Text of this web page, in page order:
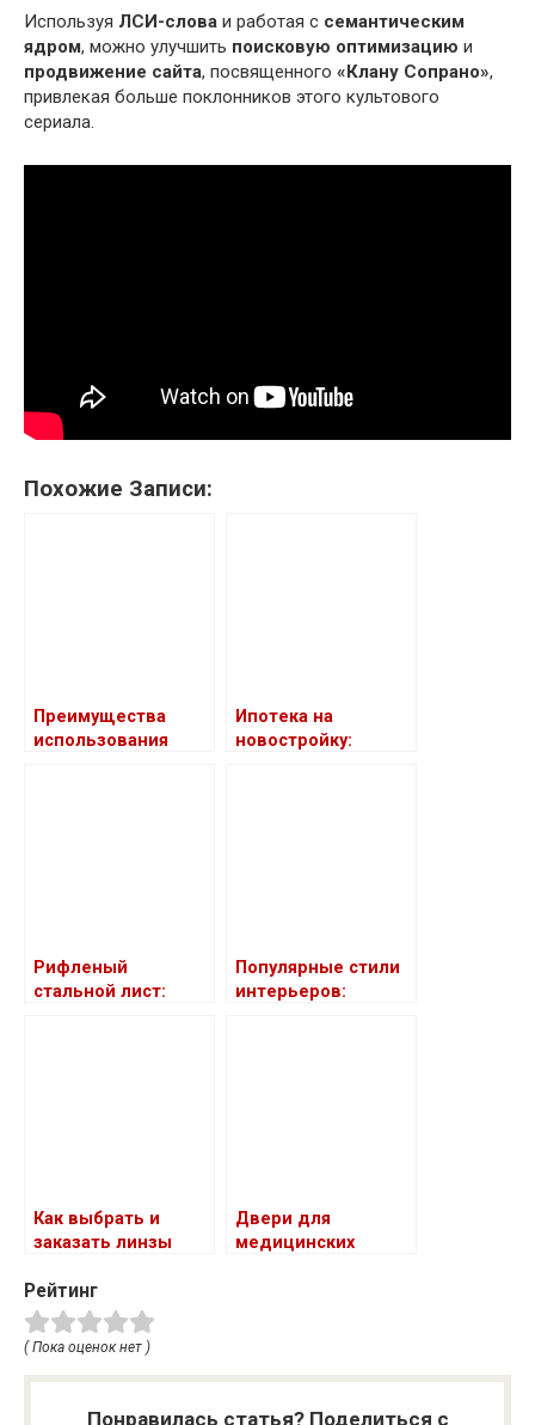
Используя ЛСИ-слова и работая с семантическим
ядром, можно улучшить поисковую оптимизацию и
продвижение сайта, посвященного «Клану Сопрано»,
привлекая больше поклонников этого культового
сериала.
Похожие Записи:
Преимущества
использования
Ипотека на
новостройку:
Рифленый
стальной лист:
Популярные стили
интерьеров:
Как выбрать и
заказать линзы
Двери для
медицинских
Рейтинг
( Пока оценок нет )
Понравилась статья? Поделиться с